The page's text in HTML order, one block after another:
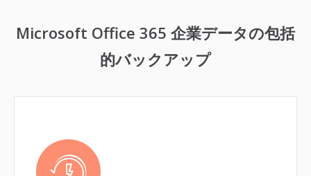
Microsoft Office 365 企業データの包括
的バックアップ